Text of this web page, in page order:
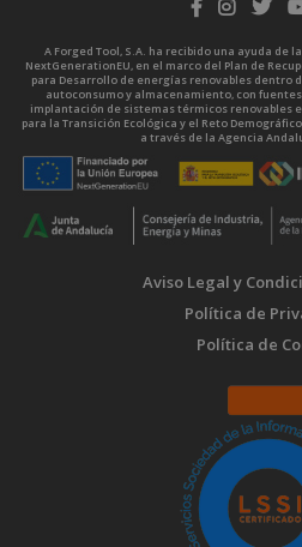
A Forged Tool, S.A. ha recibido una ayuda de
NextGenerationEU, en el marco del Plan de
para Desarrollo de energías renovables dentro
autoconsumo y almacenamiento, con
implantación de sistemas térmicos renovables
para la Transición Ecológica y el Reto
a través de la Agencia
Aviso Legal y
Política de
Política de